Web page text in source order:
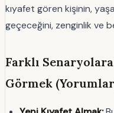
kıyafet gören kişinin,
geçeceğini, zenginlik ve
Farklı
Görmek